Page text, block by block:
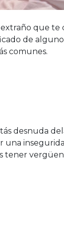
que te
de
comunes.
desnuda
tener